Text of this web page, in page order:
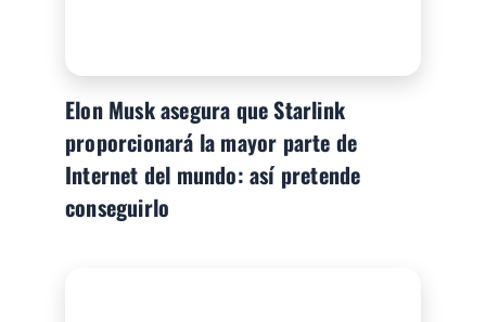
Elon Musk asegura que Starlink
proporcionará la mayor parte de
Internet del mundo: así pretende
conseguirlo